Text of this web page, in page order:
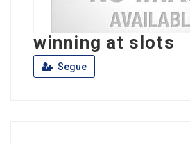
winning at slots
Segue